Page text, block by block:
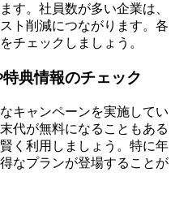
す。社員数が多い企業は、
ト削減につながります。各
チェックしましょう。
典情報のチェック
キャンペーンを実施してい
代が無料になることもある
く利用しましょう。特に年
なプランが登場することが